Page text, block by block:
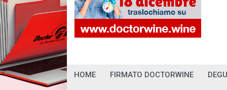
HOME FIRMATO DOCTORWINE